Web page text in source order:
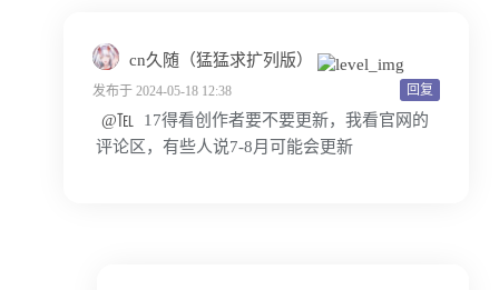
cn久随（猛猛求扩列版）
回复
发布于 2024-05-18 12:38
@℡
17得看创作者要不要更新，我看官网的
评论区，有些人说7-8月可能会更新